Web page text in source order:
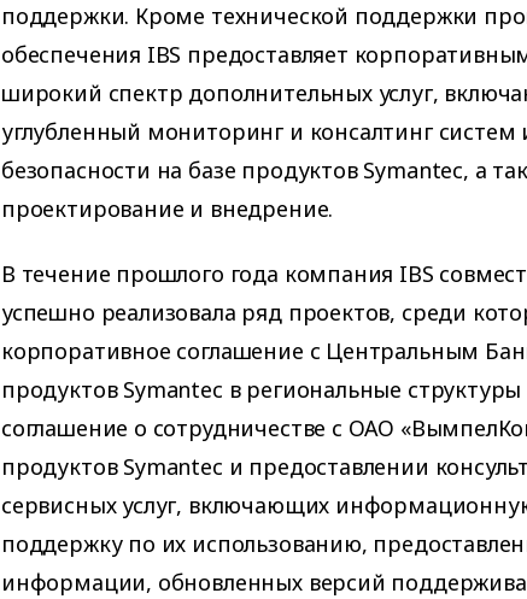
поддержки. Кроме технической поддержки
обеспечения IBS предоставляет
широкий спектр дополнительных услуг,
углубленный мониторинг и консалтинг
безопасности на базе продуктов Symantec, а
проектирование и внедрение.
В течение прошлого года компания IBS
успешно реализовала ряд проектов, среди
корпоративное соглашение с Центральным
продуктов Symantec в региональные
соглашение о сотрудничестве с ОАО
продуктов Symantec и предоставлении
сервисных услуг, включающих
поддержку по их использованию,
информации, обновленных версий